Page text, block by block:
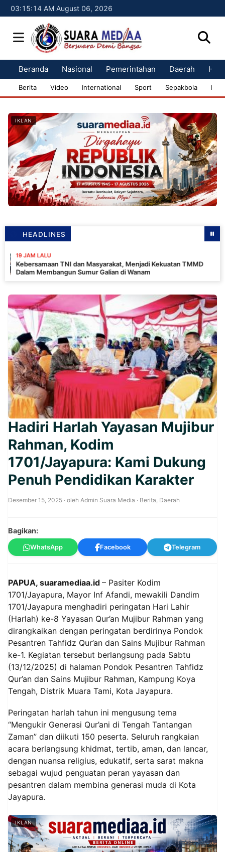
03:15:15 AM August 06, 2026
Beranda Nasional Pemerintahan Daerah
Berita Video International Sport Sepakbola
IKLAN
HEADLINES
TNI dan Masyarakat, Menjadi Kekuatan TMMD
Sumur Galian di Wanam
Hadiri Harlah Yayasan Mujibur
Rahman, Kodim
1701/Jayapura: Kami Dukung
Penuh Pendidikan Karakter
Desember 15, 2025 · oleh Admin Suara Media · Berita, Daerah
Bagikan:
WhatsApp Facebook Telegram
PAPUA, suaramediaa.id – Pasiter Kodim
1701/Jayapura, Mayor Inf Afandi, mewakili Dandim
1701/Jayapura menghadiri peringatan Hari Lahir
(Harlah) ke-8 Yayasan Qur’an Mujibur Rahman yang
dirangkaikan dengan peringatan berdirinya Pondok
Pesantren Tahfidz Qur’an dan Sains Mujibur Rahman
ke-1. Kegiatan tersebut berlangsung pada Sabtu
(13/12/2025) di halaman Pondok Pesantren Tahfidz
Qur’an dan Sains Mujibur Rahman, Kampung Koya
Tengah, Distrik Muara Tami, Kota Jayapura.
Peringatan harlah tahun ini mengusung tema
“Mengukir Generasi Qur’ani di Tengah Tantangan
Zaman” dan diikuti 150 peserta. Seluruh rangkaian
acara berlangsung khidmat, tertib, aman, dan lancar,
dengan nuansa religius, edukatif, serta sarat makna
sebagai wujud penguatan peran yayasan dan
pesantren dalam membina generasi muda di Kota
Jayapura.
IKLAN